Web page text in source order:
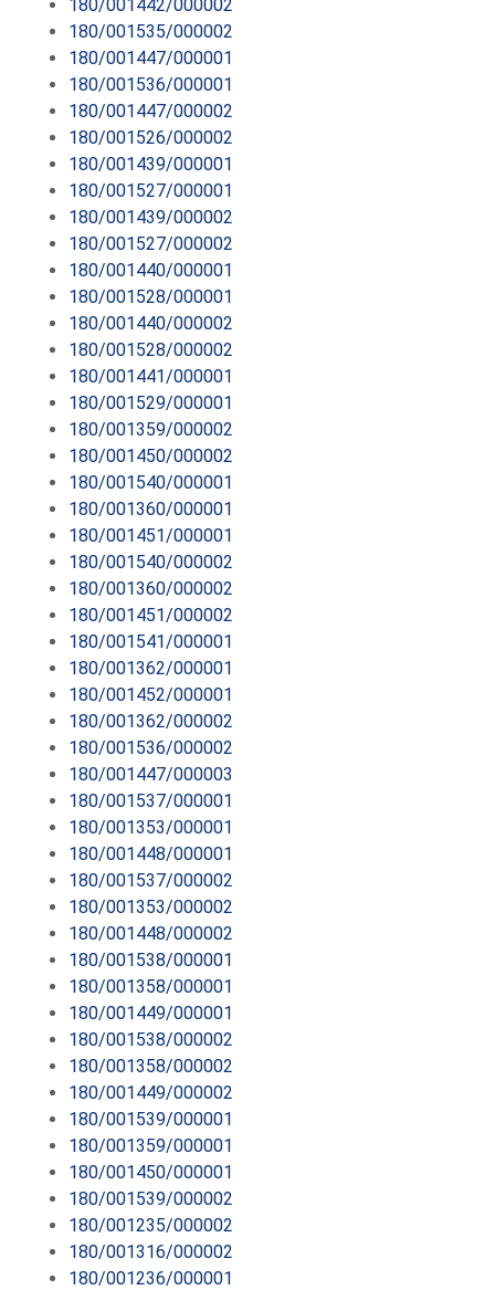
180/001442/000002
180/001535/000002
180/001447/000001
180/001536/000001
180/001447/000002
180/001526/000002
180/001439/000001
180/001527/000001
180/001439/000002
180/001527/000002
180/001440/000001
180/001528/000001
180/001440/000002
180/001528/000002
180/001441/000001
180/001529/000001
180/001359/000002
180/001450/000002
180/001540/000001
180/001360/000001
180/001451/000001
180/001540/000002
180/001360/000002
180/001451/000002
180/001541/000001
180/001362/000001
180/001452/000001
180/001362/000002
180/001536/000002
180/001447/000003
180/001537/000001
180/001353/000001
180/001448/000001
180/001537/000002
180/001353/000002
180/001448/000002
180/001538/000001
180/001358/000001
180/001449/000001
180/001538/000002
180/001358/000002
180/001449/000002
180/001539/000001
180/001359/000001
180/001450/000001
180/001539/000002
180/001235/000002
180/001316/000002
180/001236/000001